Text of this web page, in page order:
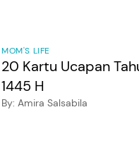
MOM'S LIFE
20 Kartu Ucapan
1445 H
By: Amira Salsabila